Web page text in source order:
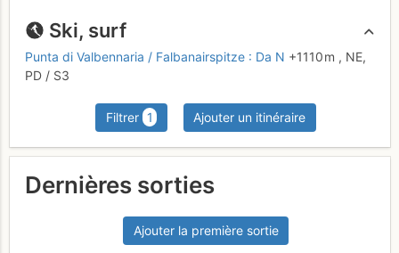
Ski, surf
Punta di Valbennaria / Falbanairspitze : Da N +1110 m , NE,
PD / S3
Filtrer 1 Ajouter un itinéraire
Dernières sorties
Ajouter la première sortie